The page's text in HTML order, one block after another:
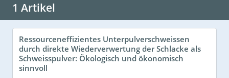
1 Artikel
Ressourceneffizientes Unterpulverschweissen
durch direkte Wiederverwertung der Schlacke als
Schweisspulver: Ökologisch und ökonomisch
sinnvoll